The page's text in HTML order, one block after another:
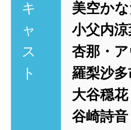
キ
ャ
ス
ト
美空か
小父内
杏那・
羅梨沙多
大谷穏
谷崎詩